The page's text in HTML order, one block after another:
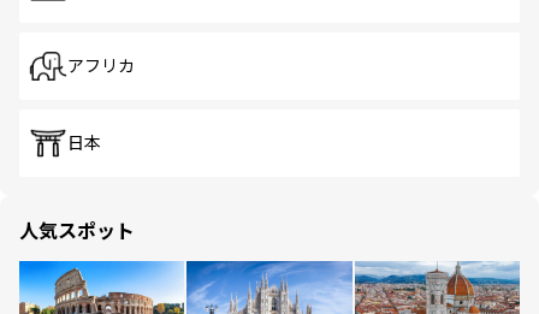
アフリカ
日本
人気スポット